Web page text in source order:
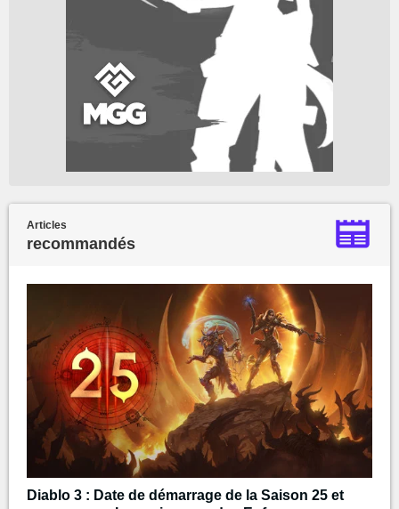
Articles
recommandés
Diablo 3 : Date de démarrage de la Saison 25 et